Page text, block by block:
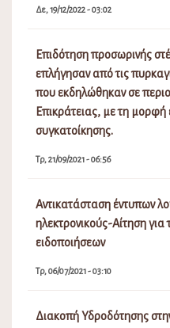
Δε, 19/12/2022 - 03:02
Επιδότηση προσωρινής
επλήγησαν από τις
που εκδηλώθηκαν σε
Επικράτειας, με τη μορφή
συγκατοίκησης.
Τρ, 21/09/2021 - 06:56
Αντικατάσταση έντυπων
ηλεκτρονικούς-Αίτηση
ειδοποιήσεων
Τρ, 06/07/2021 - 03:10
Διακοπή Υδροδότησης